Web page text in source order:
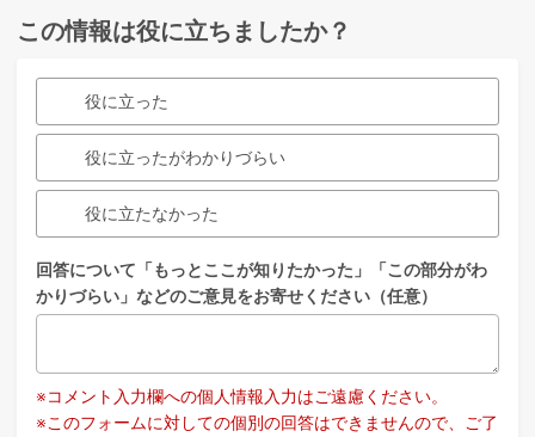
この情報は役に立ちましたか？
役に立った
役に立ったがわかりづらい
役に立たなかった
回答について「もっとここが知りたかった」「この部分がわ
かりづらい」などのご意見をお寄せください（任意）
※コメント入力欄への個人情報入力はご遠慮ください。
※このフォームに対しての個別の回答はできませんので、ご了